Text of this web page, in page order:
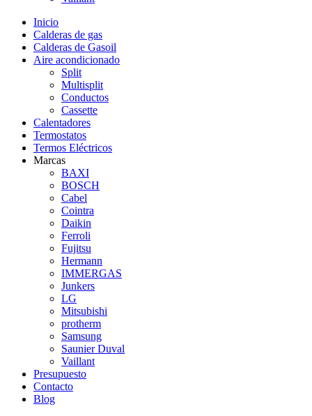
Inicio
Calderas de gas
Calderas de Gasoil
Aire acondicionado
Split
Multisplit
Conductos
Cassette
Calentadores
Termostatos
Termos Eléctricos
Marcas
BAXI
BOSCH
Cabel
Cointra
Daikin
Ferroli
Fujitsu
Hermann
IMMERGAS
Junkers
LG
Mitsubishi
protherm
Samsung
Saunier Duval
Vaillant
Presupuesto
Contacto
Blog